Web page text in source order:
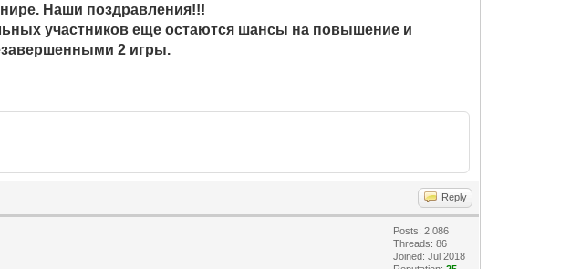
Наши поздравления!!!
участников еще остаются шансы на повышение и
2 игры.
Reply
Posts: 2,086
Threads: 86
Joined: Jul 2018